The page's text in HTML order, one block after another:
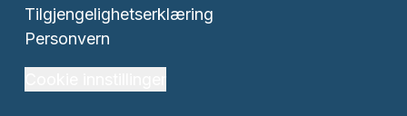
Tilgjengelighetserklæring
Personvern